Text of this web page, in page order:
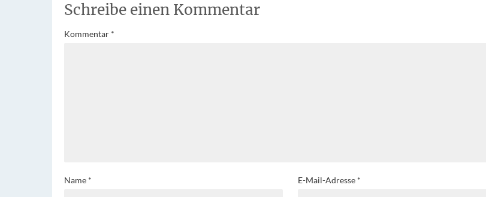
Schreibe einen Kommentar
Kommentar *
Name * E-Mail-Adresse *